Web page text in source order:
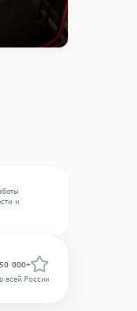
и
50 000+
всей России